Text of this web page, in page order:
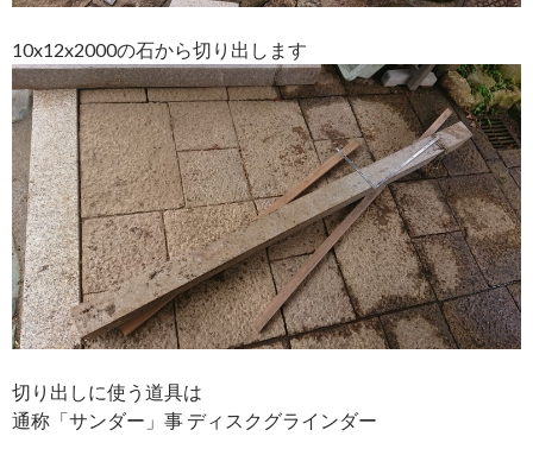
10x12x2000の石から切り出します
切り出しに使う道具は
通称「サンダー」事 ディスクグラインダー